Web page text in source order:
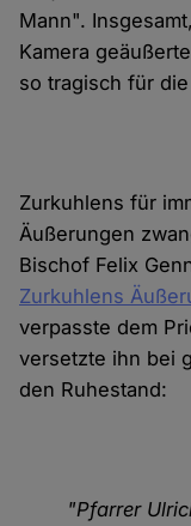
Mann".
Kamera
so tragisch für
Zurkuhlens für
Äußerungen
Bischof Felix
Zurkuhlens
verpasste dem
versetzte ihn bei
den Ruhestand:
"Pfarrer